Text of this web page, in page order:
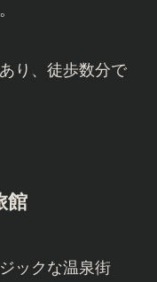
り、徒歩数分で
館
ックな温泉街